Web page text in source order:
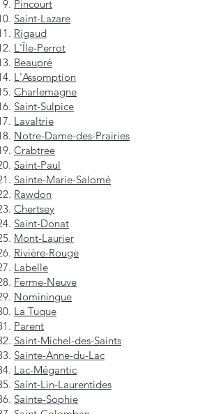
Pincourt
Saint-Lazare
Rigaud
L'Île-Perrot
Beaupré
L'Assomption
Charlemagne
Saint-Sulpice
Lavaltrie
Notre-Dame-des-Prairies
Crabtree
Saint-Paul
Sainte-Marie-Salomé
Rawdon
Chertsey
Saint-Donat
Mont-Laurier
Rivière-Rouge
Labelle
Ferme-Neuve
Nominingue
La Tuque
Parent
Saint-Michel-des-Saints
Sainte-Anne-du-Lac
Lac-Mégantic
Saint-Lin-Laurentides
Sainte-Sophie